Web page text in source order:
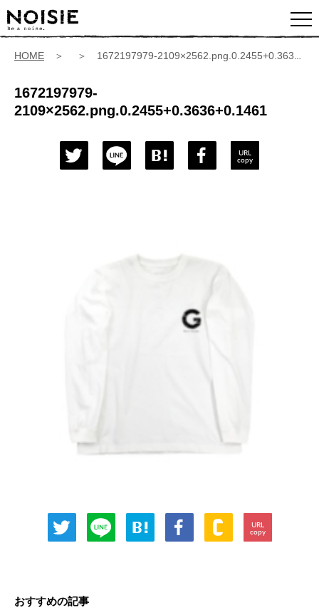
HOME ＞ ＞ 1672197979-2109×2562.png.0.2455+0.3636+0.1461
1672197979-
2109×2562.png.0.2455+0.3636+0.1461
URL
copy
URL
copy
おすすめの記事